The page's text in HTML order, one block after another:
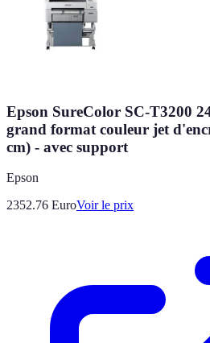
Epson SureColor SC-T3200
grand format couleur jet
cm) - avec support
Epson
2352.76 EuroVoir le prix